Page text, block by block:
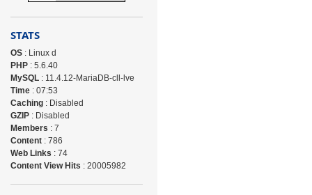
STATS
OS: Linux d
PHP: 5.6.40
MySQL: 11.4.12-MariaDB-cll-lve
Time: 07:53
Caching: Disabled
GZIP: Disabled
Members : 7
Content: 786
Web Links : 74
Content View Hits : 20005982